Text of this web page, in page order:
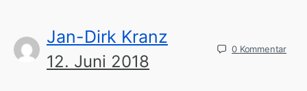
Jan-Dirk Kranz
12. Juni 2018
0 Kommentar